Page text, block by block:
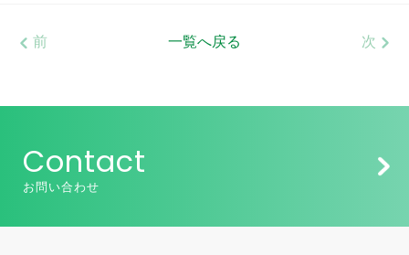
前 一覧へ戻る 次
Contact
お問い合わせ